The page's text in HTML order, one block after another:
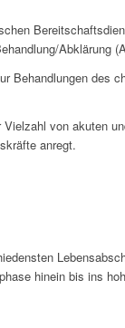
Abklärung
Behandlungen des
von akuten
anregt.
hinein bis ins